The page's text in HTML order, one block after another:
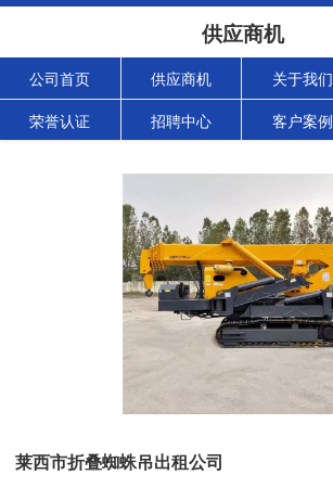
供应商机
公司首页 供应商机 关于我们
荣誉认证 招聘中心 客户案例
莱西市折叠蜘蛛吊出租公司